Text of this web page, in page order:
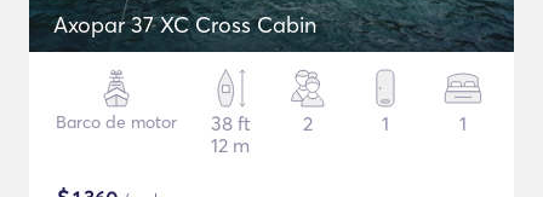
Axopar 37 XC Cross Cabin
Barco de motor
38 ft
12 m
2 1 1